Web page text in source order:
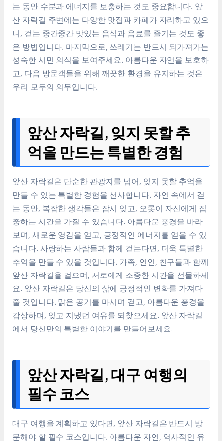
는 동안 수분과 에너지를 보충하는 것도 중요합니다. 앞
산 자락길 주변에는 다양한 맛집과 카페가 자리하고 있으
니, 걷는 중간중간 맛있는 음식과 음료를 즐기는 것도 좋
은 방법입니다. 마지막으로, 쓰레기는 반드시 되가져가는
성숙한 시민 의식을 보여주세요. 아름다운 자연을 보호하
고, 다음 방문객들을 위해 깨끗한 환경을 유지하는 것은
우리 모두의 의무입니다.
앞산 자락길, 잊지 못할 추
억을 만드는 특별한 경험
앞산 자락길은 단순한 관광지를 넘어, 잊지 못할 추억을
만들 수 있는 특별한 경험을 선사합니다. 자연 속에서 걷
는 동안, 복잡한 생각들은 잠시 잊고, 오롯이 자신에게 집
중하는 시간을 가질 수 있습니다. 아름다운 풍경을 바라
보며, 새로운 영감을 얻고, 긍정적인 에너지를 얻을 수 있
습니다. 사랑하는 사람들과 함께 걷는다면, 더욱 특별한
추억을 만들 수 있을 것입니다. 가족, 연인, 친구들과 함께
앞산 자락길을 걸으며, 서로에게 소중한 시간을 선물하세
요. 앞산 자락길은 당신의 삶에 긍정적인 변화를 가져다
줄 것입니다. 맑은 공기를 마시며 걷고, 아름다운 풍경을
감상하며, 잊고 지냈던 여유를 되찾으세요. 앞산 자락길
에서 당신만의 특별한 이야기를 만들어보세요.
앞산 자락길, 대구 여행의
필수 코스
대구 여행을 계획하고 있다면, 앞산 자락길은 반드시 방
문해야 할 필수 코스입니다. 아름다운 자연, 역사적인 유